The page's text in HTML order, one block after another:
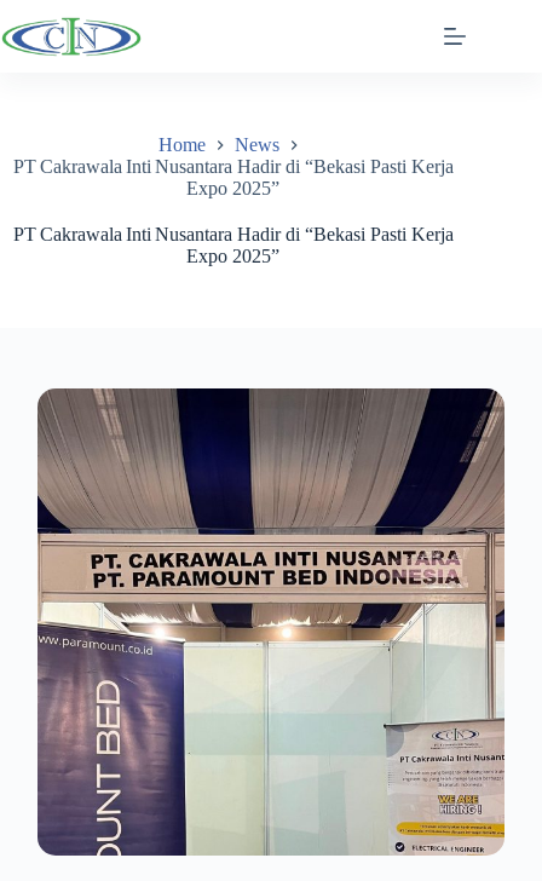
to
content
Home
News
PT Cakrawala Inti Nusantara Hadir di “Bekasi Pasti Kerja
Expo 2025”
PT Cakrawala Inti Nusantara Hadir di “Bekasi Pasti Kerja
Expo 2025”